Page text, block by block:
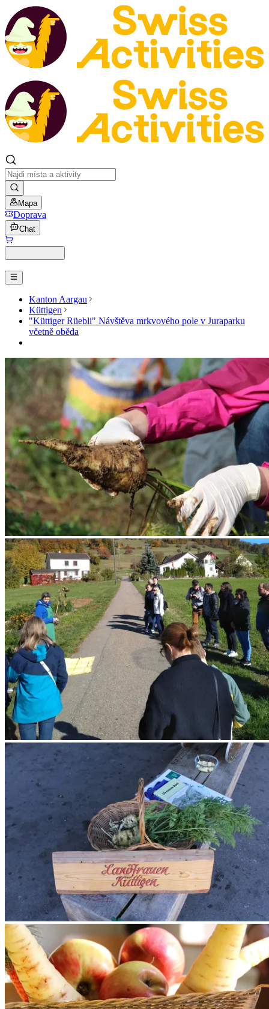
Mapa
Doprava
Chat
Kanton Aargau
Küttigen
"Küttiger Rüebli" Návštěva mrkvového pole v Juraparku
včetně oběda